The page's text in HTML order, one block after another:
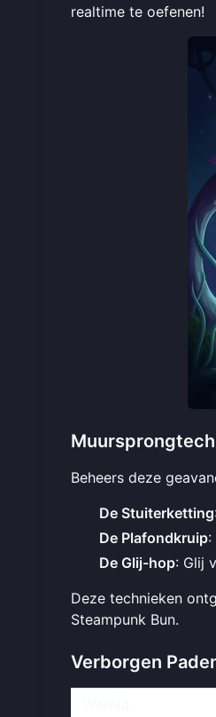
realtime te oefenen!
Beheers deze
De Stuiterketting
De Plafondkruip:
De Glij-hop: Glij
Deze technieken
Steampunk Bun.
Verborgen